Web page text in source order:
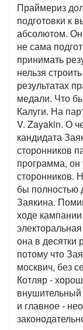
Праймериз
подготовки к
абсолютом.
не сама
принимать
нельзя
результатах
медали. Что
Калуги. На
V. Zayakin. О
кандидата
сторонников
программа, он
сторонников.
бы полностью
Заякина.
ходе
она в десятки
потому что
москвич, без
Котляр -
внушительный
и главное -